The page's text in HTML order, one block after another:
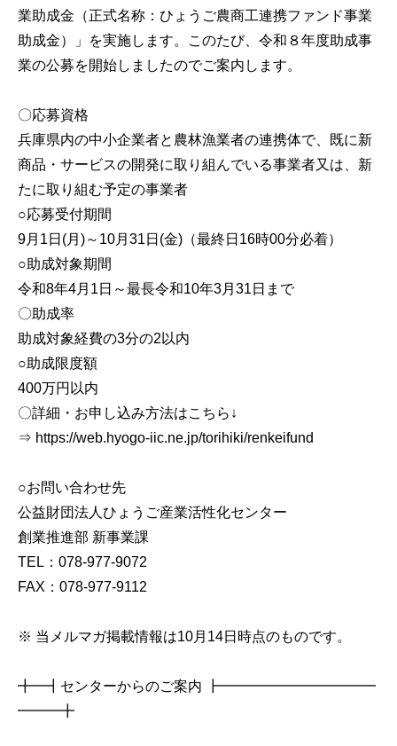
業助成金（正式名称：ひょうご農商工連携ファンド事業
助成金）」を実施します。このたび、令和８年度助成事
業の公募を開始しましたのでご案内します。
〇応募資格
兵庫県内の中小企業者と農林漁業者の連携体で、既に新
商品・サービスの開発に取り組んでいる事業者又は、新
たに取り組む予定の事業者
○応募受付期間
9月1日(月)～10月31日(金)（最終日16時00分必着）
○助成対象期間
令和8年4月1日～最長令和10年3月31日まで
〇助成率
助成対象経費の3分の2以内
○助成限度額
400万円以内
〇詳細・お申し込み方法はこちら↓
⇒ https://web.hyogo-iic.ne.jp/torihiki/renkeifund
○お問い合わせ先
公益財団法人ひょうご産業活性化センター
創業推進部 新事業課
TEL：078-977-9072
FAX：078-977-9112
※ 当メルマガ掲載情報は10月14日時点のものです。
╋━┫センターからのご案内 ┣━━━━━━━━━━━
━━━╋